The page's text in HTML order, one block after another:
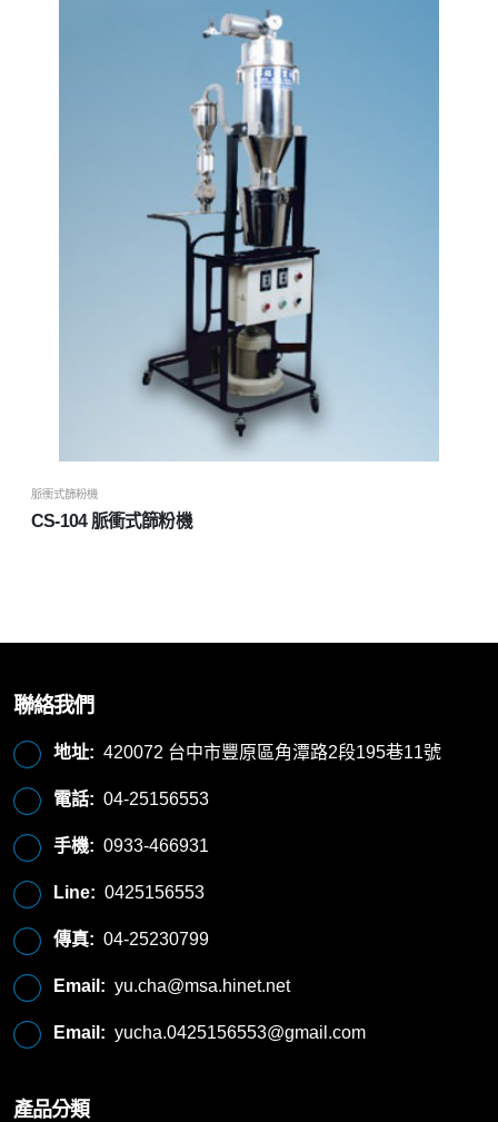
脈衝式篩粉機
CS-104 脈衝式篩粉機
聯絡我們
地址: 420072 台中市豐原區角潭路2段195巷11號
電話: 04-25156553
手機: 0933-466931
Line: 0425156553
傳真: 04-25230799
Email: yu.cha@msa.hinet.net
Email: yucha.0425156553@gmail.com
產品分類